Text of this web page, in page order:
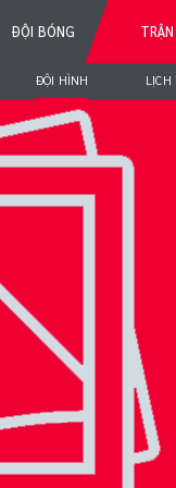
ĐỘI BÓNG
ĐỘI HÌNH LỊCH